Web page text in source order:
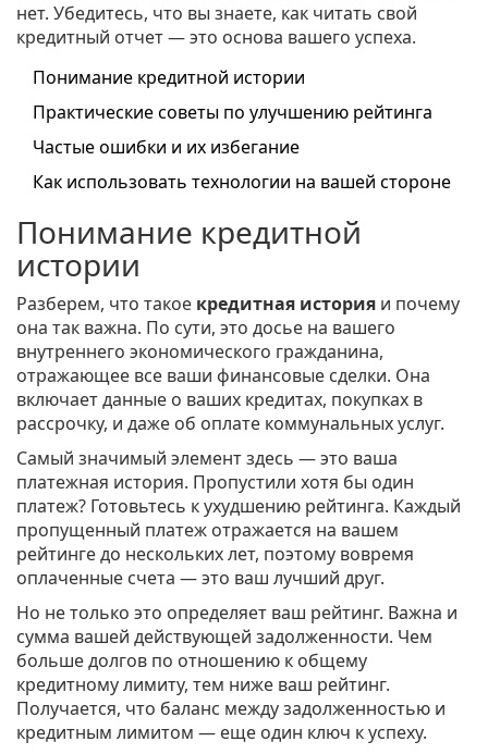
нет. Убедитесь, что вы знаете, как читать свой
кредитный отчет — это основа вашего успеха.
Понимание кредитной истории
Практические советы по улучшению рейтинга
Частые ошибки и их избегание
Как использовать технологии на вашей стороне
Понимание кредитной
истории
Разберем, что такое кредитная история и почему
она так важна. По сути, это досье на вашего
внутреннего экономического гражданина,
отражающее все ваши финансовые сделки. Она
включает данные о ваших кредитах, покупках в
рассрочку, и даже об оплате коммунальных услуг.
Самый значимый элемент здесь — это ваша
платежная история. Пропустили хотя бы один
платеж? Готовьтесь к ухудшению рейтинга. Каждый
пропущенный платеж отражается на вашем
рейтинге до нескольких лет, поэтому вовремя
оплаченные счета — это ваш лучший друг.
Но не только это определяет ваш рейтинг. Важна и
сумма вашей действующей задолженности. Чем
больше долгов по отношению к общему
кредитному лимиту, тем ниже ваш рейтинг.
Получается, что баланс между задолженностью и
кредитным лимитом — еще один ключ к успеху.